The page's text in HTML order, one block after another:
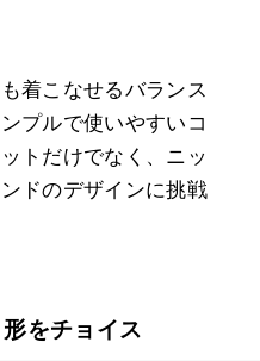
着こなせるバランス
プルで使いやすいコ
トだけでなく、ニッ
ドのデザインに挑戦
をチョイス